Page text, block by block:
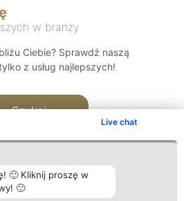
Live chat
🙂 Kliknij proszę w
🙂
w branży
Ciebie? Sprawdź naszą
z usług najlepszych!
Szukaj